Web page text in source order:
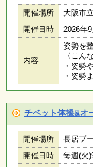
ガ
録
く
る
ご
質
開催場所
大阪市
開催日時
2026年
内容
姿勢を
〈こん
・姿勢
・姿勢
チベット体操&オ
開催場所
長居プ
開催日時
毎週(火